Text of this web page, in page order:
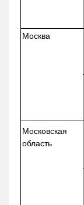
Москва
Московская
область